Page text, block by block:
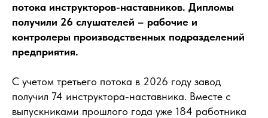
потока инструкторов-наставников. Дипломы
получили 26 слушателей – рабочие и
контролеры производственных подразделений
предприятия.
С учетом третьего потока в 2026 году завод
получил 74 инструктора-наставника. Вместе с
выпускниками прошлого года уже 184 работника